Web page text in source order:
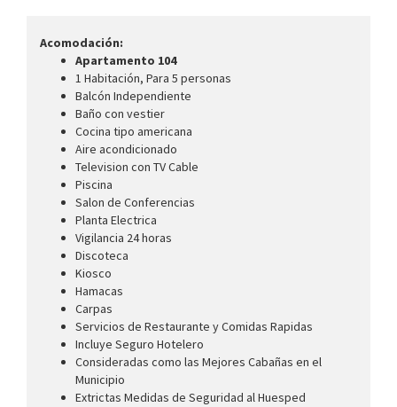
Acomodación:
Apartamento 104
1 Habitación, Para 5 personas
Balcón Independiente
Baño con vestier
Cocina tipo americana
Aire acondicionado
Television con TV Cable
Piscina
Salon de Conferencias
Planta Electrica
Vigilancia 24 horas
Discoteca
Kiosco
Hamacas
Carpas
Servicios de Restaurante y Comidas Rapidas
Incluye Seguro Hotelero
Consideradas como las Mejores Cabañas en el
Municipio
Extrictas Medidas de Seguridad al Huesped